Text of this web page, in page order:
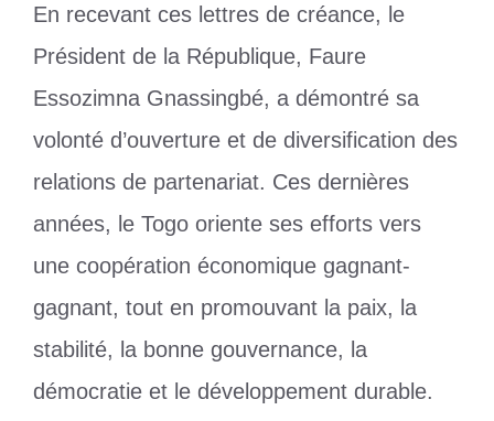
En recevant ces lettres de créance, le
Président de la République, Faure
Essozimna Gnassingbé, a démontré sa
volonté d’ouverture et de diversification des
relations de partenariat. Ces dernières
années, le Togo oriente ses efforts vers
une coopération économique gagnant-
gagnant, tout en promouvant la paix, la
stabilité, la bonne gouvernance, la
démocratie et le développement durable.